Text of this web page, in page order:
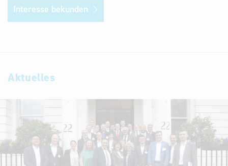
Interesse bekunden
Aktuelles